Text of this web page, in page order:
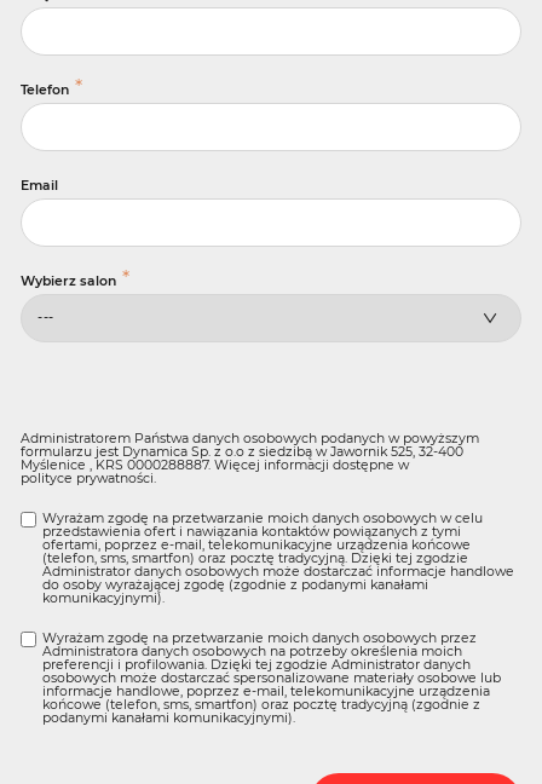
Telefon *
Email
Wybierz salon *
Administratorem Państwa danych osobowych podanych w powyższym
formularzu jest Dynamica Sp. z o.o z siedzibą w Jawornik 525, 32-400
Myślenice , KRS 0000288887. Więcej informacji dostępne w
polityce prywatności.
Wyrażam zgodę na przetwarzanie moich danych osobowych w celu
przedstawienia ofert i nawiązania kontaktów powiązanych z tymi
ofertami, poprzez e-mail, telekomunikacyjne urządzenia końcowe
(telefon, sms, smartfon) oraz pocztę tradycyjną. Dzięki tej zgodzie
Administrator danych osobowych może dostarczać informacje handlowe
do osoby wyrażającej zgodę (zgodnie z podanymi kanałami
komunikacyjnymi).
Wyrażam zgodę na przetwarzanie moich danych osobowych przez
Administratora danych osobowych na potrzeby określenia moich
preferencji i profilowania. Dzięki tej zgodzie Administrator danych
osobowych może dostarczać spersonalizowane materiały osobowe lub
informacje handlowe, poprzez e-mail, telekomunikacyjne urządzenia
końcowe (telefon, sms, smartfon) oraz pocztę tradycyjną (zgodnie z
podanymi kanałami komunikacyjnymi).